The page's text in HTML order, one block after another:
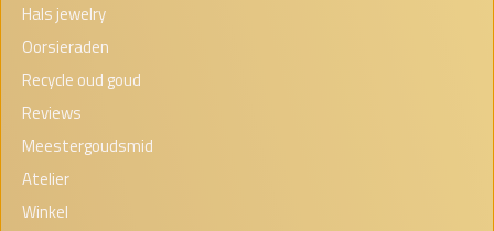
Hals jewelry
Oorsieraden
Recycle oud goud
Reviews
Meestergoudsmid
Atelier
Winkel